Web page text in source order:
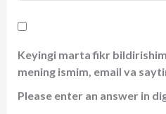
Keyingi marta fikr
mening ismim, email va
Please enter an answer in